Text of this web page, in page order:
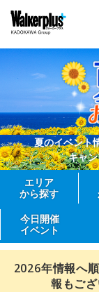
夏のイベント
キャ
エリア
から探す
今日開催
イベント
2026年情報へ
報もご